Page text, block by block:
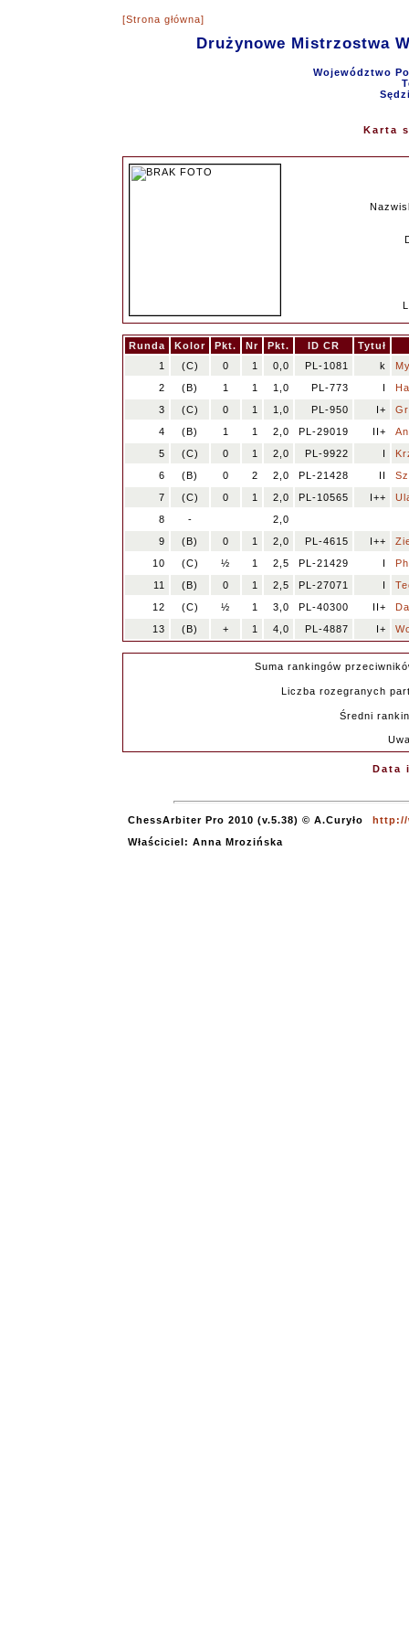
[Strona główna]
Drużynowe Mistrzostwa
Województwo
Karta
Runda Kolor Pkt. Nr Pkt. ID CR
Tytuł
1
(C) 0 1 0,0 PL-1081 k
2
(B) 1 1 1,0 PL-773 I
3
(C) 0 1 1,0 PL-950 I+
4
(B) 1 1 2,0 PL-29019 II+
5
(C) 0 1 2,0 PL-9922 I
6
(B) 0 2 2,0 PL-21428 II
7
(C) 0 1 2,0 PL-10565 I++
8
-
2,0
9
(B) 0 1 2,0 PL-4615 I++
10
(C) ½ 1 2,5 PL-21429 I
11
(B) 0 1 2,5 PL-27071 I
12
(C) ½ 1 3,0 PL-40300 II+
13
(B) + 1 4,0 PL-4887 I+
Suma rankingów
Liczba rozegranych
Średni
Data
ChessArbiter Pro 2010 (v.5.38) © A.Curyło
http://
Właściciel: Anna Mrozińska